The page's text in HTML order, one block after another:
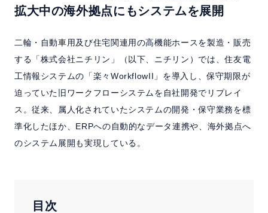
セミナー
クラウド版検討の方へ
資料請求 お問い合わせ
ホーム 製品情報 会社情報採用情報
拡大中の海外拠点にもシステムを展開
二輪・自動車用及び住宅関連用の高機能ホースを製造・販売
する「株式会社ニチリン」（以下、ニチリン）では、住友電
工情報システムの「楽々WorkflowII」を導入し、保守期限が
迫っていた旧ワークフローシステムを自社開発でリプレイ
ス。従来、属人化されていたシステムの開発・保守業務を標
準化したほか、ERPへの自動的なデータ連携や、海外拠点へ
のシステム展開も実現している。
目次